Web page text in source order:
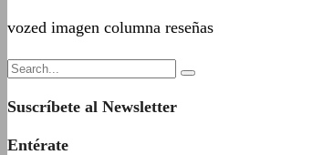
vozed imagen columna reseñas
Suscríbete al Newsletter
Entérate